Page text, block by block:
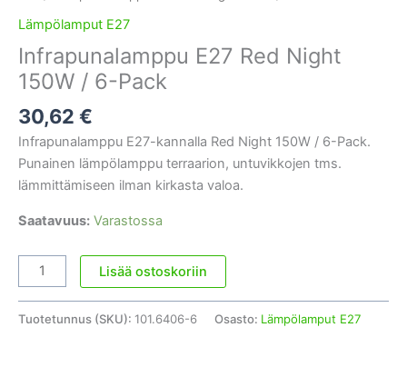
Lämpölamput E27
Infrapunalamppu E27 Red Night
150W / 6-Pack
30,62 €
Infrapunalamppu E27-kannalla Red Night 150W / 6-Pack.
Punainen lämpölamppu terraarion, untuvikkojen tms.
lämmittämiseen ilman kirkasta valoa.
Saatavuus: Varastossa
Infrapunalamppu
E27
Lisää ostoskoriin
Tuotetunnus (SKU): 101.6406-6 Osasto: Lämpölamput E27